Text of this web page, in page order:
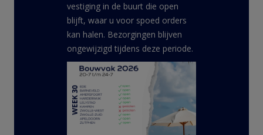
vestiging in de buurt die open
blijft, waar u voor spoed orders
kan halen. Bezorgingen blijven
ongewijzigd tijdens deze periode.